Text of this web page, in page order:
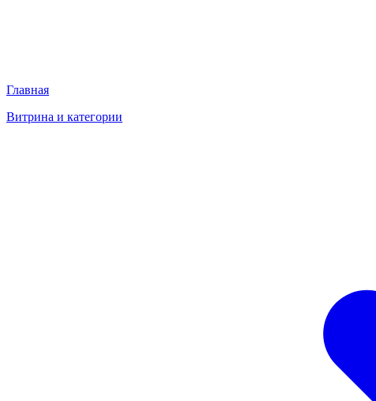
Главная
Витрина и категории